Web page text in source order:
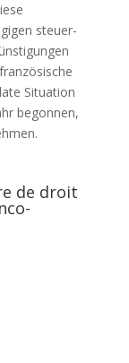
steuer-
Situation
begonnen,
de droit